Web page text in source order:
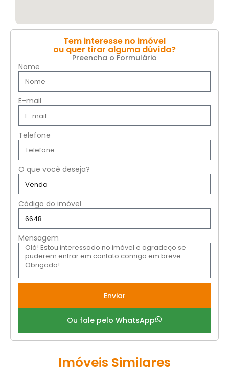
Tem interesse no imóvel
ou quer tirar alguma dúvida?
Preencha o Formulário
Nome
E-mail
Telefone
O que você deseja?
Código do imóvel
Mensagem
Enviar
Ou fale pelo WhatsApp
Imóveis Similares